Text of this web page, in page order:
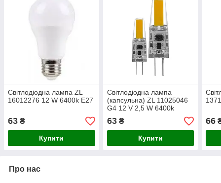
Світлодіодна лампа ZL
16012276 12 W 6400k E27
63 ₴
Купити
Світлодіодна лампа
(капсульна) ZL 11025046
G4 12 V 2,5 W 6400k
63₴
Купити
66
Про нас